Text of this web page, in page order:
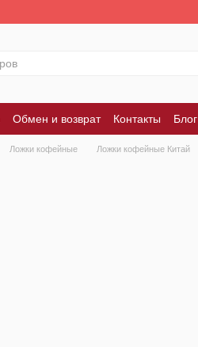
Обмен и возврат Контакты Блог
Ложки кофейные Ложки кофейные Китай